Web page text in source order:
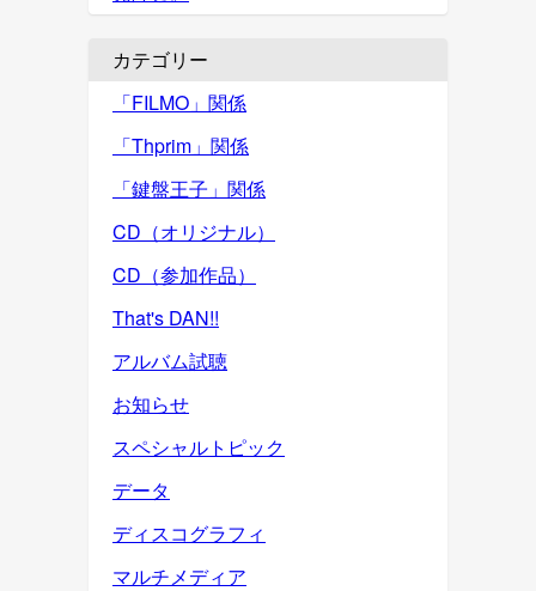
カテゴリー
「FILMO」関係
「Thprim」関係
「鍵盤王子」関係
CD（オリジナル）
CD（参加作品）
That's DAN!!
アルバム試聴
お知らせ
スペシャルトピック
データ
ディスコグラフィ
マルチメディア